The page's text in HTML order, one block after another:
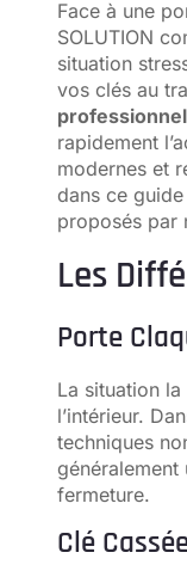
Face à une
SOLUTION
situation
vos clés au
rapidement
modernes et
dans ce
proposés par
Les
Porte
La situation
l’intérieur.
techniques
généralement
fermeture.
Clé